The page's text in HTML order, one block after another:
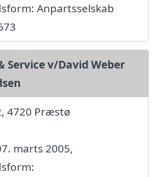
Anpartsselskab
Service v/David Weber
4720 Præstø
marts 2005,